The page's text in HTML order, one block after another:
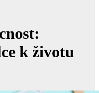
k životu